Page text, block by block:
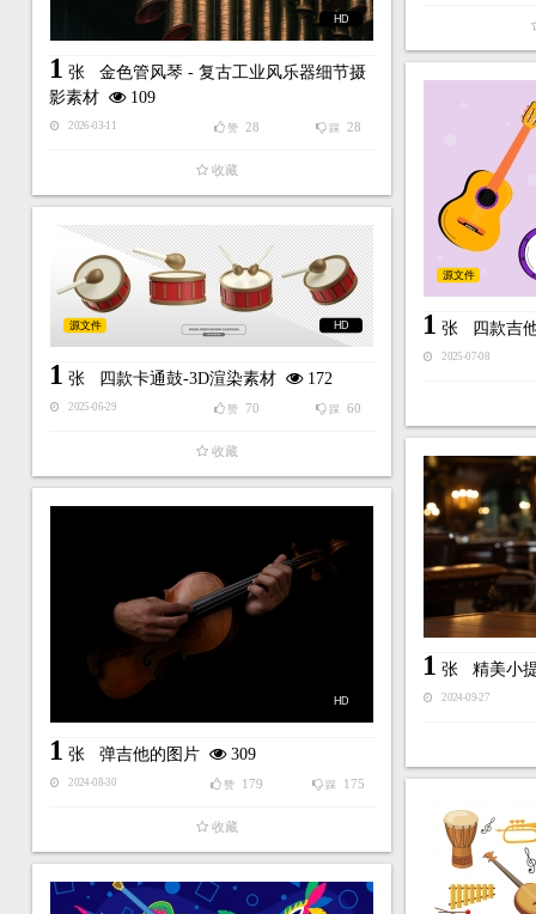
HD
1 张 金色管风琴 - 复古工业风乐器细节摄
影素材
109
2026-03-11 踩 28
赞 28
收藏
源文件
1 张 四款吉
2025-07-08
HD
源文件
1 张 四款卡通鼓-3D渲染素材 172
2025-06-29 踩 60
赞 70
收藏
1 张 精美小
2024-09-27
HD
1 张 弹吉他的图片 309
2024-08-30 踩 175
赞 179
收藏